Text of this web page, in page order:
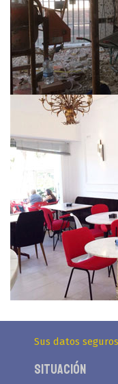
Sus datos seguros
Situación